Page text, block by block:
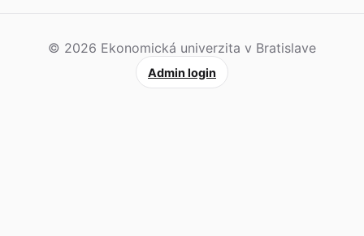
© 2026 Ekonomická univerzita v Bratislave
Admin login